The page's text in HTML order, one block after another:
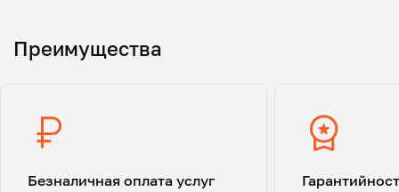
Преимущества
Безналичная оплата услуг